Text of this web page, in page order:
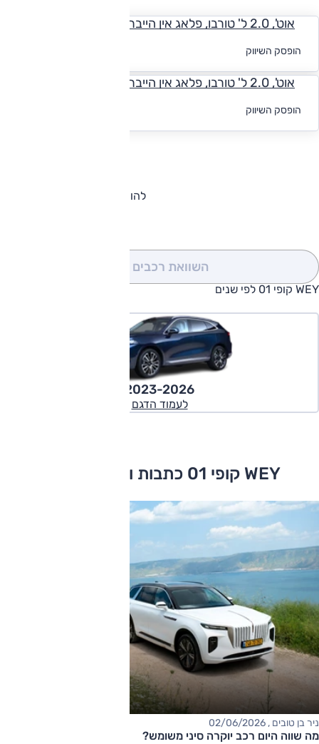
אוט', 2.0 ל' טורבו, פלאג אין הייבריד, Premium, 4x4
הופסק השיווק
אוט', 2.0 ל' טורבו, פלאג אין הייבריד, Luxury, 4x4
הופסק השיווק
להורדת קטלוג WEY קופי 01
השוואת רכבים
WEY קופי 01 לפי שנים
2023-2026
לעמוד הדגם
WEY קופי 01 כתבות ומבחני דרכים
ניר בן טובים , 02/06/2026
מה שווה היום רכב יוקרה סיני משומש?